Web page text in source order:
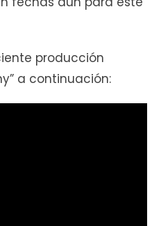
producción
a continuación: